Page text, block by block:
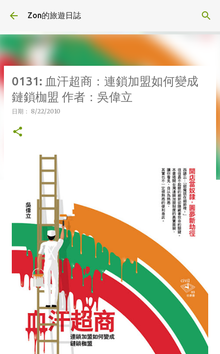
Zon的旅遊日誌
0131: 血汗超商：連鎖加盟如何變成
鏈鎖枷盟 作者：吳偉立
日期： 8/22/2010